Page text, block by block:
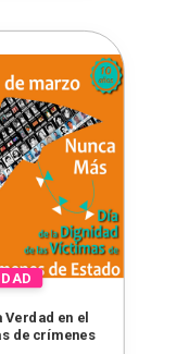
Verdad en el
de crímenes